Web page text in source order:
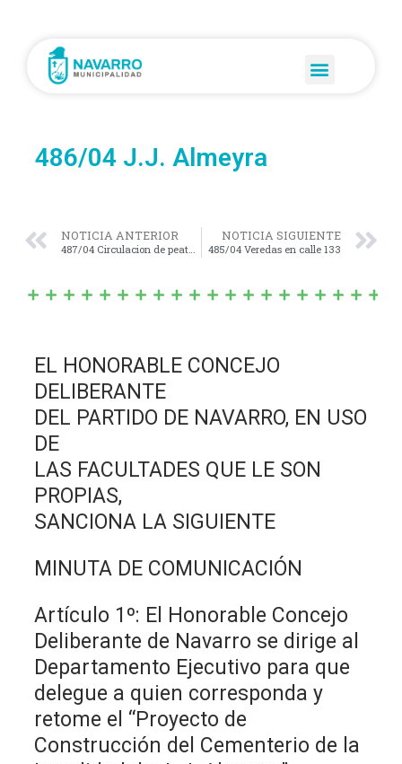
486/04 J.J. Almeyra
NOTICIA ANTERIOR
487/04 Circulacion de peatones y ciclistas
NOTICIA SIGUIENTE
485/04 Veredas en calle 133
EL HONORABLE CONCEJO
DELIBERANTE
DEL PARTIDO DE NAVARRO, EN USO
DE
LAS FACULTADES QUE LE SON
PROPIAS,
SANCIONA LA SIGUIENTE
MINUTA DE COMUNICACIÓN
Artículo 1º: El Honorable Concejo
Deliberante de Navarro se dirige al
Departamento Ejecutivo para que
delegue a quien corresponda y
retome el “Proyecto de
Construcción del Cementerio de la